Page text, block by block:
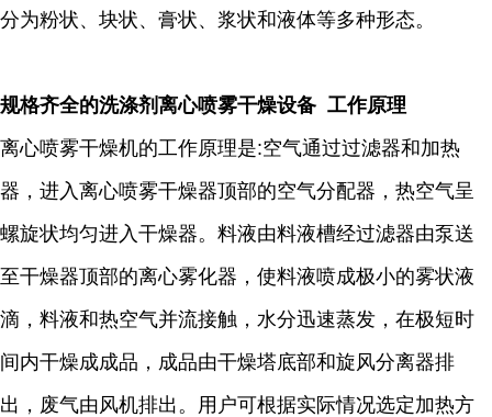
分为粉状、块状、膏状、浆状和液体等多种形态。
规格齐全的洗涤剂离心喷雾干燥设备 工作原理
离心喷雾干燥机的工作原理是:空气通过过滤器和加热
器，进入离心喷雾干燥器顶部的空气分配器，热空气呈
螺旋状均匀进入干燥器。料液由料液槽经过滤器由泵送
至干燥器顶部的离心雾化器，使料液喷成极小的雾状液
滴，料液和热空气并流接触，水分迅速蒸发，在极短时
间内干燥成成品，成品由干燥塔底部和旋风分离器排
出，废气由风机排出。用户可根据实际情况选定加热方